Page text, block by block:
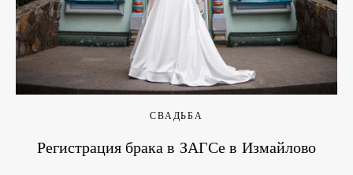
СВАДЬБА
Регистрация брака в ЗАГСе в Измайлово